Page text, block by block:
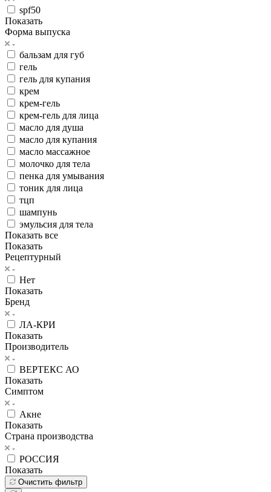
spf50
Показать
Форма выпуска
бальзам для губ
гель
гель для купания
крем
крем-гель
крем-гель для лица
масло для душа
масло для купания
масло массажное
молочко для тела
пенка для умывания
тоник для лица
тцп
шампунь
эмульсия для тела
Показать все
Показать
Рецептурный
Нет
Показать
Бренд
ЛА-КРИ
Показать
Производитель
ВЕРТЕКС АО
Показать
Симптом
Акне
Показать
Страна производства
РОССИЯ
Показать
Очистить фильтр